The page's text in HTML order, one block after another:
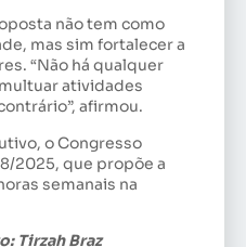
não tem como
mas sim fortalecer a
“Não há qualquer
atividades
afirmou.
o Congresso
8/2025, que propõe a
semanais na
Tirzah Braz